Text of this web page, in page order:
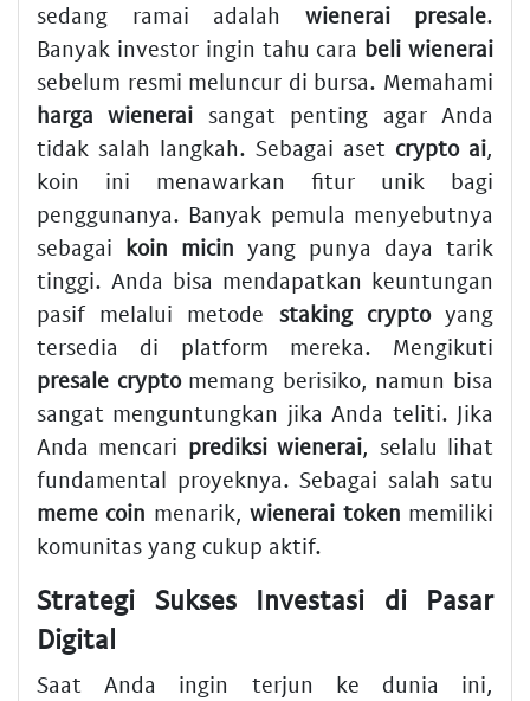
sedang ramai adalah wienerai presale.
Banyak investor ingin tahu cara beli wienerai
sebelum resmi meluncur di bursa. Memahami
harga wienerai sangat penting agar Anda
tidak salah langkah. Sebagai aset crypto ai,
koin ini menawarkan fitur unik bagi
penggunanya. Banyak pemula menyebutnya
sebagai koin micin yang punya daya tarik
tinggi. Anda bisa mendapatkan keuntungan
pasif melalui metode staking cryptoyang
tersedia di platform mereka. Mengikuti
presale cryptomemang berisiko, namun bisa
sangat menguntungkan jika Anda teliti. Jika
Anda mencari prediksi wienerai, selalu lihat
fundamental proyeknya. Sebagai salah satu
meme coin menarik,wienerai token memiliki
komunitas yang cukup aktif.
Strategi Sukses Investasi di Pasar
Digital
Saat Anda ingin terjun ke dunia ini,